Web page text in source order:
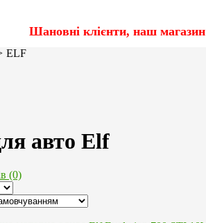
Шановні клієнти, наш
ELF
авто Elf
(0)